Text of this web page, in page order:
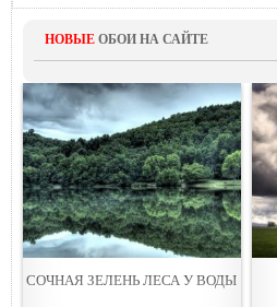
НОВЫЕ ОБОИ НА САЙТЕ
СОЧНАЯ ЗЕЛEНЬ ЛЕСА У ВОДЫ